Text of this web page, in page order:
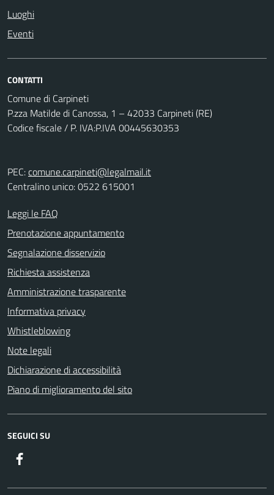
Luoghi
Eventi
CONTATTI
Comune di Carpineti
P.zza Matilde di Canossa, 1 – 42033 Carpineti (RE)
Codice fiscale / P. IVA:P.IVA 00445630353
PEC:comune.carpineti@legalmail.it
Centralino unico: 0522 615001
Leggi le FAQ
Prenotazione appuntamento
Segnalazione disservizio
Richiesta assistenza
Amministrazione trasparente
Informativa privacy
Whistleblowing
Note legali
Dichiarazione di accessibilità
Piano di miglioramento del sito
SEGUICI SU